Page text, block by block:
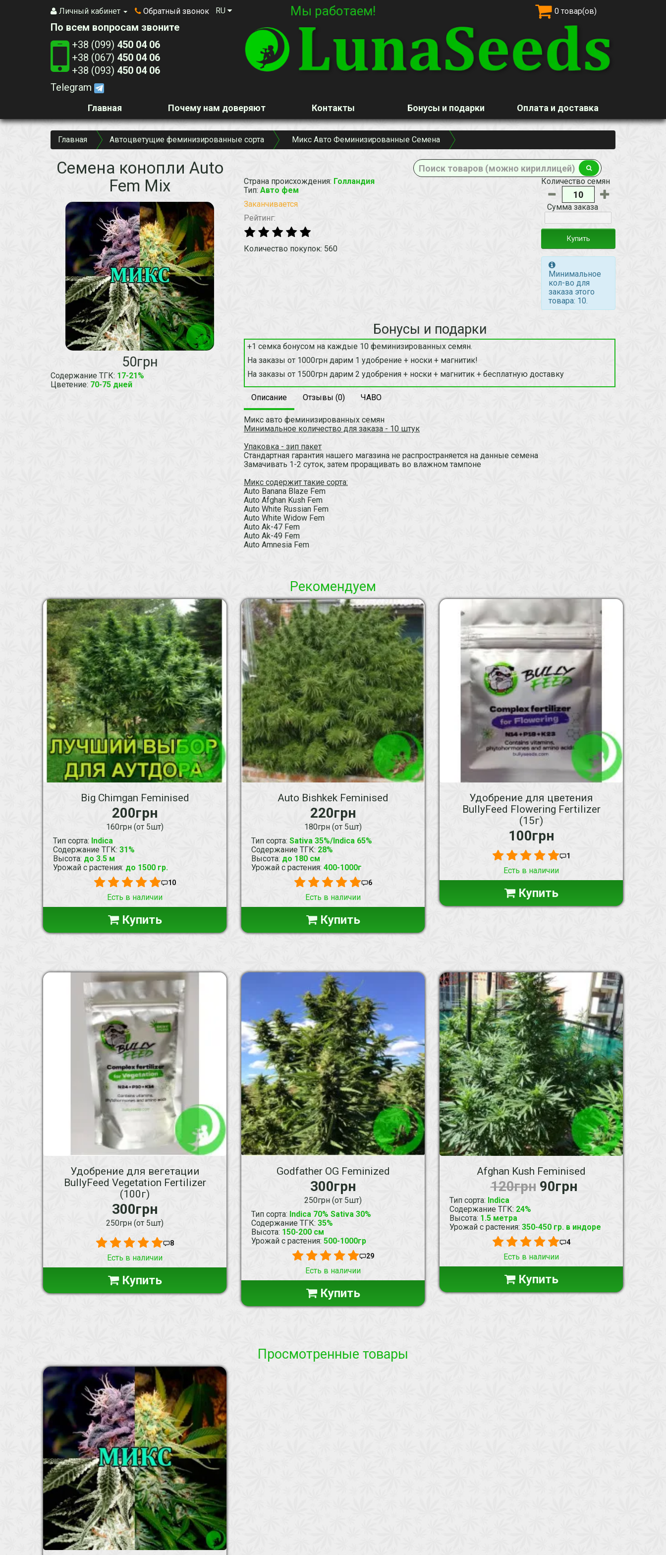
Личный кабинет Обратный звонок 0 товар(ов)
RU Мы работаем!
По всем вопросам звоните
+38 (099) 450 04 06
+38 (067) 450 04 06
+38 (093) 450 04 06
Telegram
Главная Почему нам доверяют Контакты Бонусы и подарки Оплата и доставка
Главная Автоцветущие феминизированные сорта Микс Авто Феминизированные Семена
Семена конопли Auto
Fem Mix
50грн
Содержание ТГК: 17-21%
Цветение: 70-75 дней
Страна происхождения: Голландия
Тип: Авто фем
Заканчивается
Рейтинг:
Количество покупок: 560
Количество семян
Сумма заказа
Купить
Минимальное
кол-во для
заказа этого
товара: 10.
Бонусы и подарки
+1 семка бонусом на каждые 10 феминизированных семян.
На заказы от 1000грн дарим 1 удобрение + носки + магнитик!
На заказы от 1500грн дарим 2 удобрения + носки + магнитик + бесплатную доставку
Описание Отзывы (0) ЧАВО
Микс авто феминизированных семян
Минимальное количество для заказа - 10 штук
Упаковка - зип пакет
Стандартная гарантия нашего магазина не распространяется на данные семена
Замачивать 1-2 суток, затем проращивать во влажном тампоне
Микс содержит такие сорта:
Auto Banana Blaze Fem
Auto Afghan Kush Fem
Auto White Russian Fem
Auto White Widow Fem
Auto Ak-47 Fem
Auto Ak-49 Fem
Auto Amnesia Fem
Рекомендуем
Big Chimgan Feminised
200грн
160грн (от 5шт)
Тип сорта: Indica
Содержание ТГК: 31%
Высота: до 3.5 м
Урожай с растения: до 1500 гр.
10
Есть в наличии
Купить
Auto Bishkek Feminised
220грн
180грн (от 5шт)
Тип сорта: Sativa 35%/Indica 65%
Содержание ТГК: 28%
Высота: до 180 см
Урожай с растения: 400-1000г
6
Есть в наличии
Купить
Удобрение для цветения
BullyFeed Flowering Fertilizer
(15г)
100грн
1
Есть в наличии
Купить
Удобрение для вегетации
BullyFeed Vegetation Fertilizer
(100г)
300грн
250грн (от 5шт)
8
Есть в наличии
Купить
Godfather OG Feminized
300грн
250грн (от 5шт)
Тип сорта: Indica 70% Sativa 30%
Содержание ТГК: 35%
Высота: 150-200 см
Урожай с растения: 500-1000гр
29
Есть в наличии
Купить
Afghan Kush Feminised
120грн 90грн
Тип сорта: Indica
Содержание ТГК: 24%
Высота: 1.5 метра
Урожай с растения: 350-450 гр. в индоре
4
Есть в наличии
Купить
Просмотренные товары